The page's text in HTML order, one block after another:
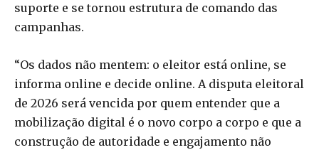
suporte e se tornou estrutura de comando das
campanhas.
“Os dados não mentem: o eleitor está online, se
informa online e decide online. A disputa eleitoral
de 2026 será vencida por quem entender que a
mobilização digital é o novo corpo a corpo e que a
construção de autoridade e engajamento não